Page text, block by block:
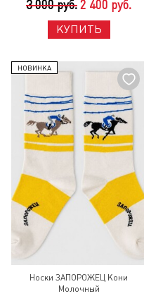
3 000 руб. 2 400 руб.
КУПИТЬ
НОВИНКА
Носки ЗАПОРОЖЕЦ Кони
Молочный